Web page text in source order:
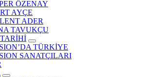
ÖZENAY
AYÇE
ADER
TAVUKÇU
TÜRKİYE
SANATÇILARI